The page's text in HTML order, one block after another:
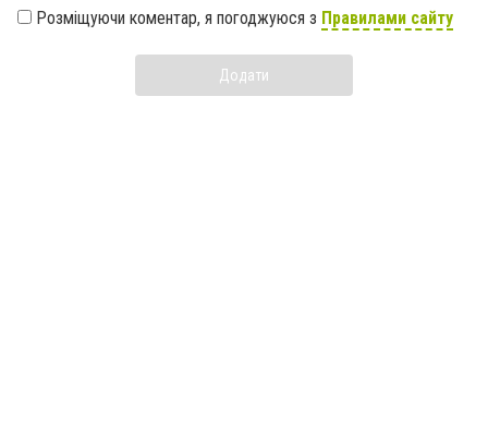
Розміщуючи коментар, я погоджуюся з Правилами сайту
Додати